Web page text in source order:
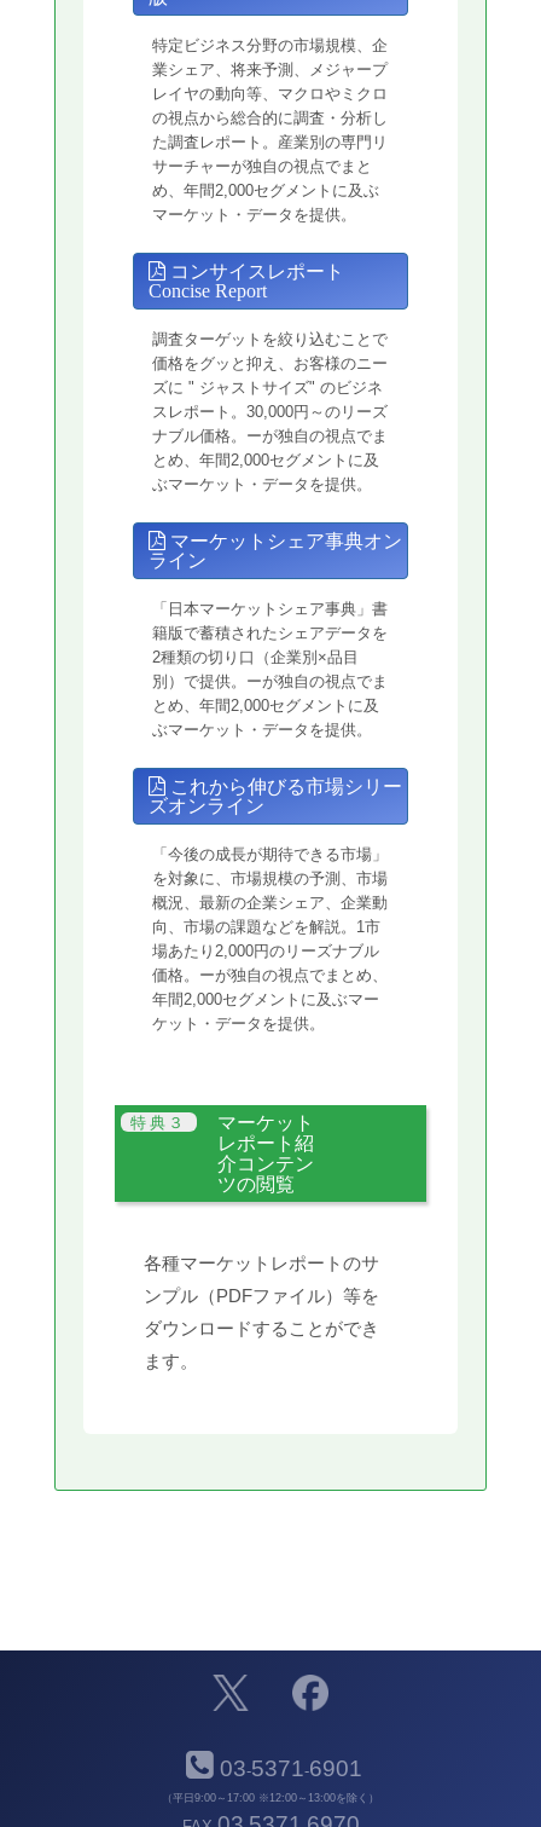
特定ビジネス分野の市場規模、企
業シェア、将来予測、メジャープ
レイヤの動向等、マクロやミクロ
の視点から総合的に調査・分析し
た調査レポート。産業別の専門リ
サーチャーが独自の視点でまと
め、年間2,000セグメントに及ぶ
マーケット・データを提供。
コンサイスレポート
Concise Report
調査ターゲットを絞り込むことで
価格をグッと抑え、お客様のニー
ズに " ジャストサイズ" のビジネ
スレポート。30,000円～のリーズ
ナブル価格。ーが独自の視点でま
とめ、年間2,000セグメントに及
ぶマーケット・データを提供。
マーケットシェア事典オン
ライン
「日本マーケットシェア事典」書
籍版で蓄積されたシェアデータを
2種類の切り口（企業別×品目
別）で提供。ーが独自の視点でま
とめ、年間2,000セグメントに及
ぶマーケット・データを提供。
これから伸びる市場シリー
ズオンライン
「今後の成長が期待できる市場」
を対象に、市場規模の予測、市場
概況、最新の企業シェア、企業動
向、市場の課題などを解説。1市
場あたり2,000円のリーズナブル
価格。ーが独自の視点でまとめ、
年間2,000セグメントに及ぶマー
ケット・データを提供。
マーケット
レポート紹
介コンテン
ツの閲覧
各種マーケットレポートのサ
ンプル（PDFファイル）等を
ダウンロードすることができ
ます。
03-5371-6901
（平日9:00～17:00 ※12:00～13:00を除く）